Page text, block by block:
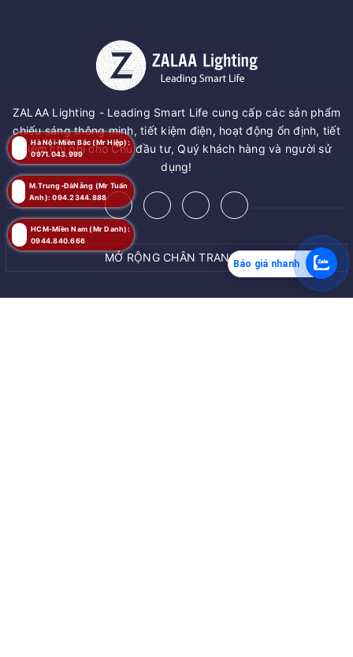
ZALAA Lighting - Leading Smart Life cung cấp các sản phẩm
chiếu sáng thông minh, tiết kiệm điện, hoạt động ổn định, tiết
kiệm chi phí cho Chủ đầu tư, Quý khách hàng và người sử
dụng!
MỞ RỘNG CHÂN TRANG
HCM-Miền Nam (Mr Danh):
0944.840.666
Hà Nội-Miền Bắc (Mr Hiệp):
0971.043.999
M.Trung-ĐàNẵng (Mr Tuấn
Anh): 094.2344.888
Báo giá nhanh